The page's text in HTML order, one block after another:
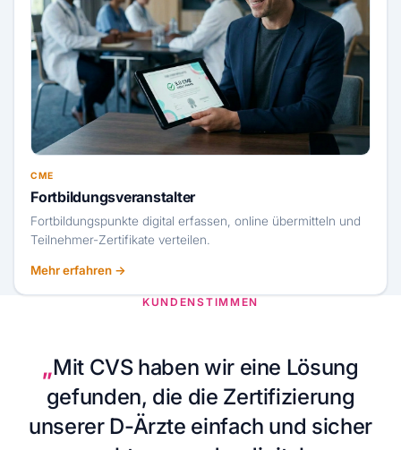
CME
Fortbildungsveranstalter
Fortbildungspunkte digital erfassen, online übermitteln und
Teilnehmer-Zertifikate verteilen.
Mehr erfahren →
KUNDENSTIMMEN
„Für unseren jährlichen
Fortbildungskongress mit über 1.000
Teilnehmenden setzen wir